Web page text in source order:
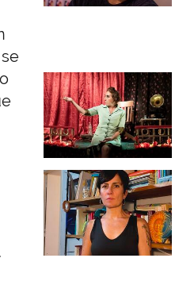
Imagen
Imagen